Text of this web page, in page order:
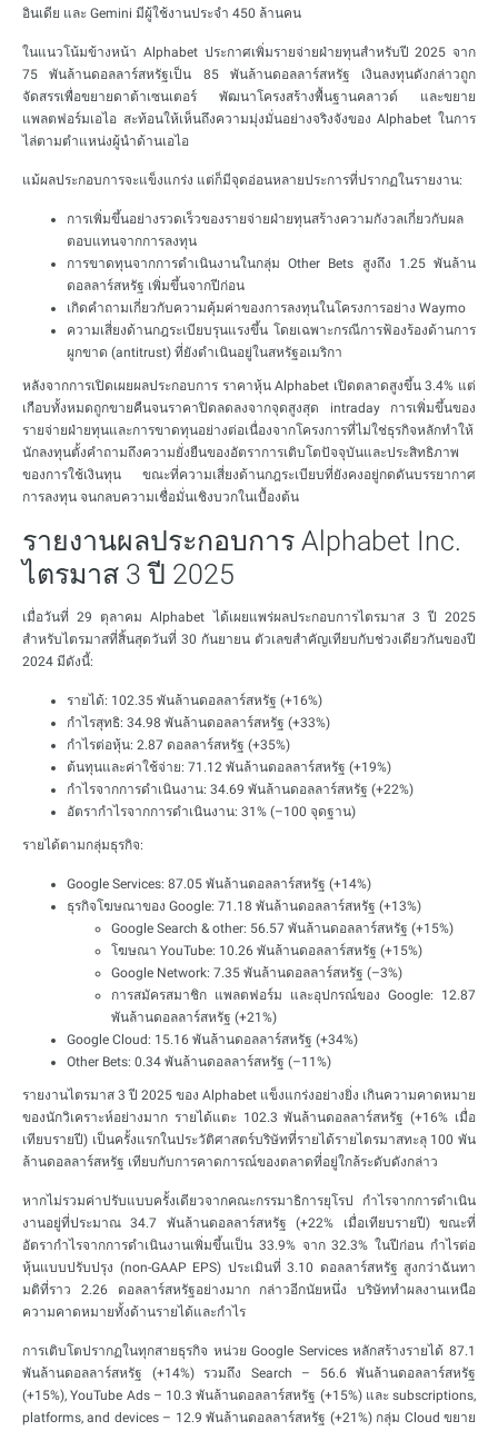
อินเดีย และ Gemini มีผู้ใช้งานประจำ 450 ล้านคน
ในแนวโน้มข้างหน้า Alphabet ประกาศเพิ่มรายจ่ายฝ่ายทุนสำหรับปี 2025 จาก
75 พันล้านดอลลาร์สหรัฐเป็น 85 พันล้านดอลลาร์สหรัฐ เงินลงทุนดังกล่าวถูก
จัดสรรเพื่อขยายดาต้าเซนเตอร์ พัฒนาโครงสร้างพื้นฐานคลาวด์ และขยาย
แพลตฟอร์มเอไอ สะท้อนให้เห็นถึงความมุ่งมั่นอย่างจริงจังของ Alphabet ในการ
ไล่ตามตำแหน่งผู้นำด้านเอไอ
แม้ผลประกอบการจะแข็งแกร่ง แต่ก็มีจุดอ่อนหลายประการที่ปรากฏในรายงาน:
การเพิ่มขึ้นอย่างรวดเร็วของรายจ่ายฝ่ายทุนสร้างความกังวลเกี่ยวกับผล
ตอบแทนจากการลงทุน
การขาดทุนจากการดำเนินงานในกลุ่ม Other Bets สูงถึง 1.25 พันล้าน
ดอลลาร์สหรัฐ เพิ่มขึ้นจากปีก่อน
เกิดคำถามเกี่ยวกับความคุ้มค่าของการลงทุนในโครงการอย่าง Waymo
ความเสี่ยงด้านกฎระเบียบรุนแรงขึ้น โดยเฉพาะกรณีการฟ้องร้องด้านการ
ผูกขาด (antitrust) ที่ยังดำเนินอยู่ในสหรัฐอเมริกา
หลังจากการเปิดเผยผลประกอบการ ราคาหุ้น Alphabet เปิดตลาดสูงขึ้น 3.4% แต่
เกือบทั้งหมดถูกขายคืนจนราคาปิดลดลงจากจุดสูงสุด intraday การเพิ่มขึ้นของ
รายจ่ายฝ่ายทุนและการขาดทุนอย่างต่อเนื่องจากโครงการที่ไม่ใช่ธุรกิจหลักทำให้
นักลงทุนตั้งคำถามถึงความยั่งยืนของอัตราการเติบโตปัจจุบันและประสิทธิภาพ
ของการใช้เงินทุน ขณะที่ความเสี่ยงด้านกฎระเบียบที่ยังคงอยู่กดดันบรรยากาศ
การลงทุน จนกลบความเชื่อมั่นเชิงบวกในเบื้องต้น
รายงานผลประกอบการ Alphabet Inc.
ไตรมาส 3 ปี 2025
เมื่อวันที่ 29 ตุลาคม Alphabet ได้เผยแพร่ผลประกอบการไตรมาส 3 ปี 2025
สำหรับไตรมาสที่สิ้นสุดวันที่ 30 กันยายน ตัวเลขสำคัญเทียบกับช่วงเดียวกันของปี
2024 มีดังนี้:
รายได้: 102.35 พันล้านดอลลาร์สหรัฐ (+16%)
กำไรสุทธิ: 34.98 พันล้านดอลลาร์สหรัฐ (+33%)
กำไรต่อหุ้น: 2.87 ดอลลาร์สหรัฐ (+35%)
ต้นทุนและค่าใช้จ่าย: 71.12 พันล้านดอลลาร์สหรัฐ (+19%)
กำไรจากการดำเนินงาน: 34.69 พันล้านดอลลาร์สหรัฐ (+22%)
อัตรากำไรจากการดำเนินงาน: 31% (–100 จุดฐาน)
รายได้ตามกลุ่มธุรกิจ:
Google Services: 87.05 พันล้านดอลลาร์สหรัฐ (+14%)
ธุรกิจโฆษณาของ Google: 71.18 พันล้านดอลลาร์สหรัฐ (+13%)
Google Search & other: 56.57 พันล้านดอลลาร์สหรัฐ (+15%)
โฆษณา YouTube: 10.26 พันล้านดอลลาร์สหรัฐ (+15%)
Google Network: 7.35 พันล้านดอลลาร์สหรัฐ (–3%)
การสมัครสมาชิก แพลตฟอร์ม และอุปกรณ์ของ Google: 12.87
พันล้านดอลลาร์สหรัฐ (+21%)
Google Cloud: 15.16 พันล้านดอลลาร์สหรัฐ (+34%)
Other Bets: 0.34 พันล้านดอลลาร์สหรัฐ (–11%)
รายงานไตรมาส 3 ปี 2025 ของ Alphabet แข็งแกร่งอย่างยิ่ง เกินความคาดหมาย
ของนักวิเคราะห์อย่างมาก รายได้แตะ 102.3 พันล้านดอลลาร์สหรัฐ (+16% เมื่อ
เทียบรายปี) เป็นครั้งแรกในประวัติศาสตร์บริษัทที่รายได้รายไตรมาสทะลุ 100 พัน
ล้านดอลลาร์สหรัฐ เทียบกับการคาดการณ์ของตลาดที่อยู่ใกล้ระดับดังกล่าว
หากไม่รวมค่าปรับแบบครั้งเดียวจากคณะกรรมาธิการยุโรป กำไรจากการดำเนิน
งานอยู่ที่ประมาณ 34.7 พันล้านดอลลาร์สหรัฐ (+22% เมื่อเทียบรายปี) ขณะที่
อัตรากำไรจากการดำเนินงานเพิ่มขึ้นเป็น 33.9% จาก 32.3% ในปีก่อน กำไรต่อ
หุ้นแบบปรับปรุง (non-GAAP EPS) ประเมินที่ 3.10 ดอลลาร์สหรัฐ สูงกว่าฉันทา
มติที่ราว 2.26 ดอลลาร์สหรัฐอย่างมาก กล่าวอีกนัยหนึ่ง บริษัททำผลงานเหนือ
ความคาดหมายทั้งด้านรายได้และกำไร
การเติบโตปรากฏในทุกสายธุรกิจ หน่วย Google Services หลักสร้างรายได้ 87.1
พันล้านดอลลาร์สหรัฐ (+14%) รวมถึง Search – 56.6 พันล้านดอลลาร์สหรัฐ
(+15%), YouTube Ads – 10.3 พันล้านดอลลาร์สหรัฐ (+15%) และ subscriptions,
platforms, and devices – 12.9 พันล้านดอลลาร์สหรัฐ (+21%) กลุ่ม Cloud ขยาย